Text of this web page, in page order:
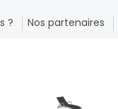
? Nos partenaires